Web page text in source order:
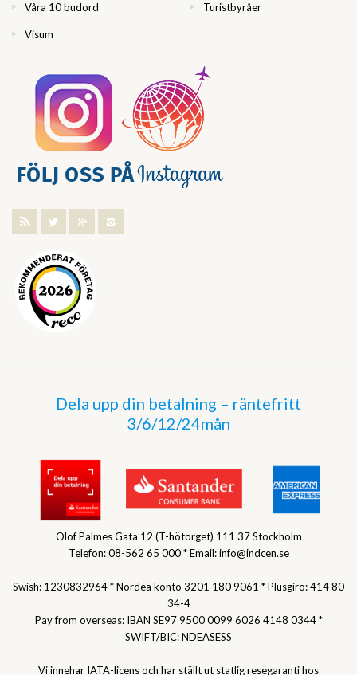
Våra 10 budord Turistbyråer
Visum
Dela upp din betalning – räntefritt
3/6/12/24mån
Olof Palmes Gata 12 (T-hötorget) 111 37 Stockholm
Telefon: 08-562 65 000 * Email: info@indcen.se
Swish: 1230832964 * Nordea konto 3201 180 9061 * Plusgiro: 414 80
34-4
Pay from overseas: IBAN SE97 9500 0099 6026 4148 0344 *
SWIFT/BIC: NDEASESS
Vi innehar IATA-licens och har ställt ut statlig resegaranti hos